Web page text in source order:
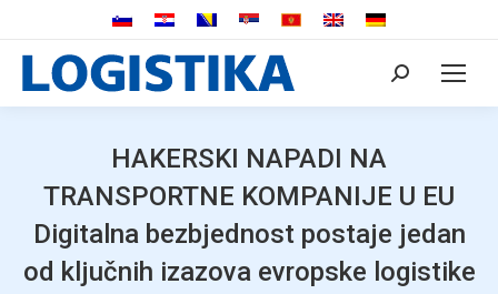
Search:
HAKERSKI NAPADI NA
TRANSPORTNE KOMPANIJE U EU
Digitalna bezbjednost postaje jedan
od ključnih izazova evropske logistike